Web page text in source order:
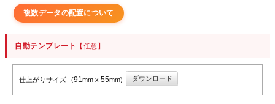
複数データの配置について
自動テンプレート 【任意】
仕上がりサイズ (91mm x 55mm) ダウンロード